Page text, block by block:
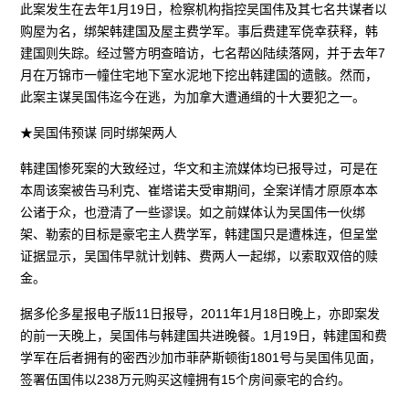
此案发生在去年1月19日，检察机构指控吴国伟及其七名共谋者以
购屋为名，绑架韩建国及屋主费学军。事后费建军侥幸获释，韩
建国则失踪。经过警方明查暗访，七名帮凶陆续落网，并于去年7
月在万锦市一幢住宅地下室水泥地下挖出韩建国的遗骸。然而，
此案主谋吴国伟迄今在逃，为加拿大遭通缉的十大要犯之一。
★吴国伟预谋 同时绑架两人
韩建国惨死案的大致经过，华文和主流媒体均已报导过，可是在
本周该案被告马利克、崔塔诺夫受审期间，全案详情才原原本本
公诸于众，也澄清了一些谬误。如之前媒体认为吴国伟一伙绑
架、勒索的目标是豪宅主人费学军，韩建国只是遭株连，但呈堂
证据显示，吴国伟早就计划韩、费两人一起绑，以索取双倍的赎
金。
据多伦多星报电子版11日报导，2011年1月18日晚上，亦即案发
的前一天晚上，吴国伟与韩建国共进晚餐。1月19日，韩建国和费
学军在后者拥有的密西沙加市菲萨斯顿街1801号与吴国伟见面，
签署伍国伟以238万元购买这幢拥有15个房间豪宅的合约。